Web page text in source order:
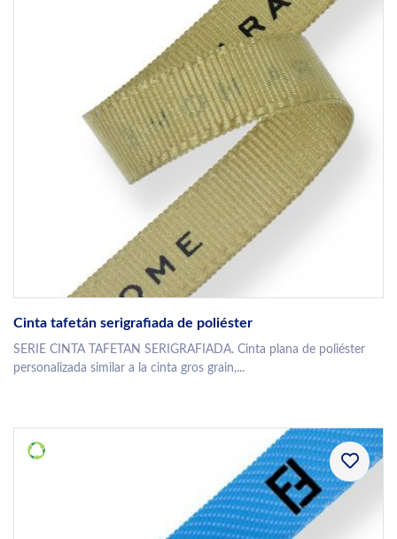
Cinta tafetán serigrafiada de poliéster
SERIE CINTA TAFETAN SERIGRAFIADA. Cinta plana de poliéster
personalizada similar a la cinta gros grain,...